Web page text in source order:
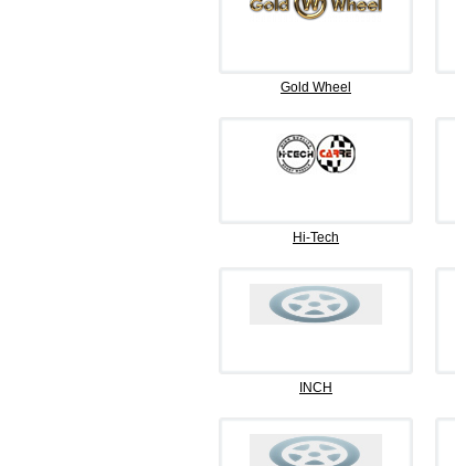
Gold Wheel
Hi-Tech
INCH